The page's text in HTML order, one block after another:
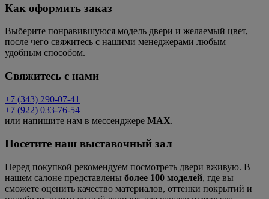
Как оформить заказ
Выберите понравившуюся модель двери и желаемый цвет,
после чего свяжитесь с нашими менеджерами любым
удобным способом.
Свяжитесь с нами
+7 (343) 290-07-41
+7 (922) 033-76-54
или напишите нам в мессенджере MAX.
Посетите наш выставочный зал
Перед покупкой рекомендуем посмотреть двери вживую. В
нашем салоне представлены более 100 моделей, где вы
сможете оценить качество материалов, оттенки покрытий и